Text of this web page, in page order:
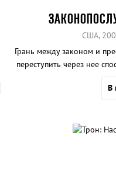
США,
Грань между законом и
переступить через нее
В